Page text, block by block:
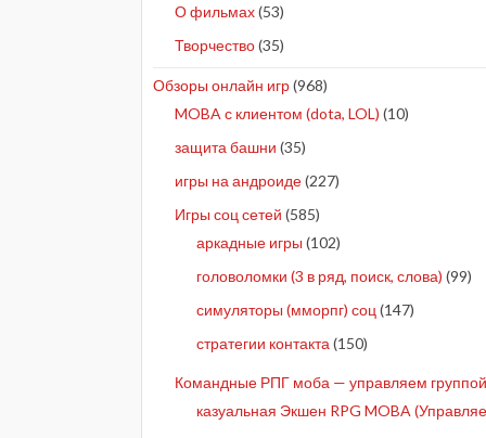
О фильмах(53)
Творчество(35)
Обзоры онлайн игр(968)
MOBA с клиентом (dota, LOL) (10)
защита башни (35)
игры на андроиде(227)
Игры соц сетей (585)
аркадные игры (102)
головоломки (3 в ряд, поиск, слова) (99)
симуляторы (мморпг) соц (147)
стратегии контакта (150)
Командные РПГ моба — управляем группой
казуальная Экшен RPG MOBA